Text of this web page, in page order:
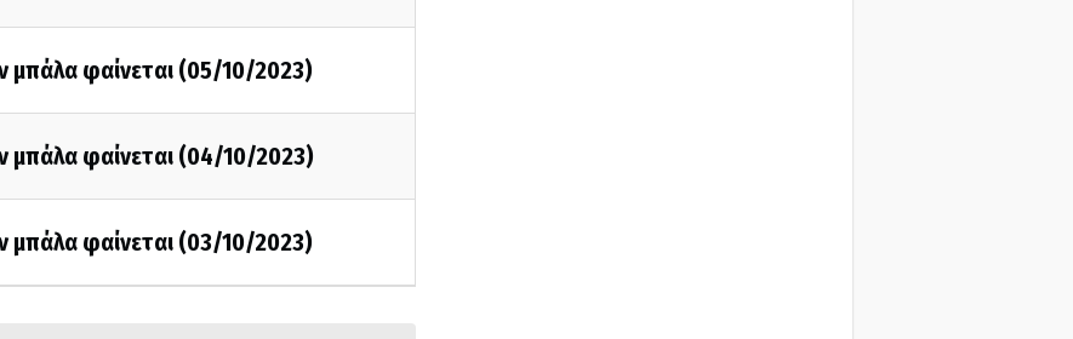
μπάλα φαίνεται (05/10/2023)
μπάλα φαίνεται (04/10/2023)
μπάλα φαίνεται (03/10/2023)